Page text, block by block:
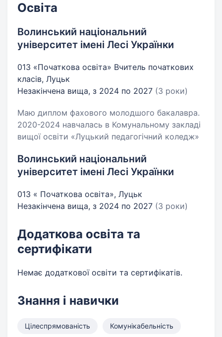
Освіта
Волинський національний
університет імені Лесі Українки
013 «Початкова освіта» Вчитель початкових
класів, Луцьк
Незакінчена вища, з 2024 по 2027 (3 роки)
Маю диплом фахового молодшого бакалавра.
2020-2024 навчалась в Комунальному закладі
вищої освіти «Луцький педагогічний коледж»
Волинський національний
університет імені Лесі Українки
013 « Початкова освіта», Луцьк
Незакінчена вища, з 2024 по 2027 (3 роки)
Додаткова освіта та
сертифікати
Немає додаткової освіти та сертифікатів.
Знання і навички
Цілеспрямованість Комунікабельність